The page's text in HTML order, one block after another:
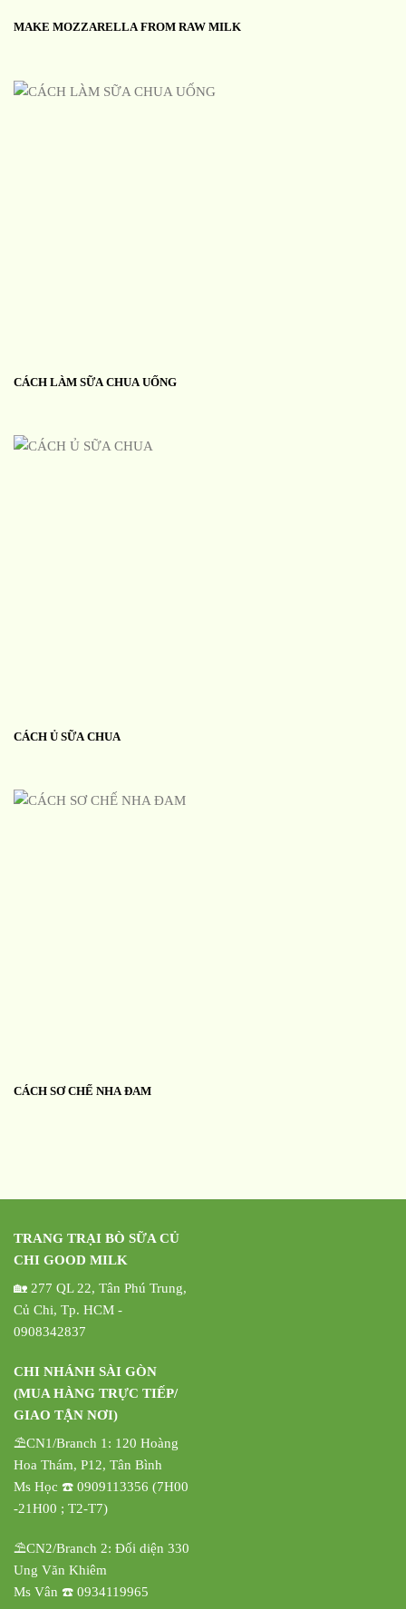
MAKE MOZZARELLA FROM RAW MILK
CÁCH LÀM SỮA CHUA UỐNG
CÁCH Ủ SỮA CHUA
CÁCH SƠ CHẾ NHA ĐAM
TRANG TRẠI BÒ SỮA CỦ
CHI GOOD MILK
🏡 277 QL 22, Tân Phú Trung,
Củ Chi, Tp. HCM -
0908342837
CHI NHÁNH SÀI GÒN
(MUA HÀNG TRỰC TIẾP/
GIAO TẬN NƠI)
⛱️CN1/Branch 1: 120 Hoàng
Hoa Thám, P12, Tân Bình
Ms Học ☎️ 0909113356 (7H00
-21H00 ; T2-T7)
⛱️CN2/Branch 2: Đối diện 330
Ung Văn Khiêm
Ms Vân ☎️ 0934119965